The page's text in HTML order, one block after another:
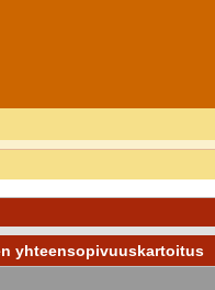
yhteensopivuuskartoitus